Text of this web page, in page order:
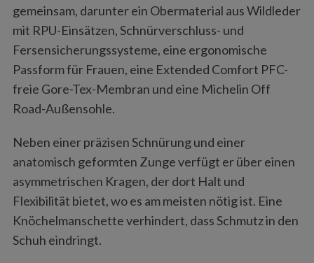
gemeinsam, darunter ein Obermaterial aus Wildleder
mit RPU-Einsätzen, Schnürverschluss- und
Fersensicherungssysteme, eine ergonomische
Passform für Frauen, eine Extended Comfort PFC-
freie Gore-Tex-Membran und eine Michelin Off
Road-Außensohle.
Neben einer präzisen Schnürung und einer
anatomisch geformten Zunge verfügt er über einen
asymmetrischen Kragen, der dort Halt und
Flexibilität bietet, wo es am meisten nötig ist. Eine
Knöchelmanschette verhindert, dass Schmutz in den
Schuh eindringt.